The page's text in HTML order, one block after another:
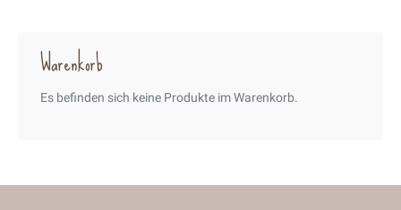
Warenkorb
Es befinden sich keine Produkte im Warenkorb.